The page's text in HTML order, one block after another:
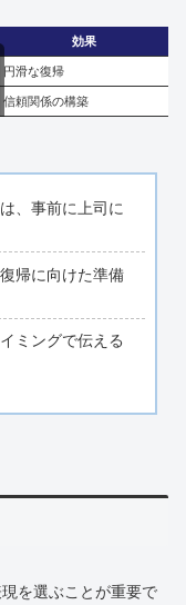
効果
円滑な復帰
信頼関係の構築
、事前に上司に
帰に向けた準備
ミングで伝える
を選ぶことが重要で